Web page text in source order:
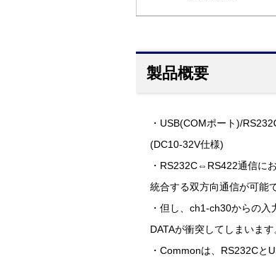
製品概要
・USB(COMポート)/
(DC10-32V仕様)
・RS232C⇔RS422通信に
統合する双方向通信が可能
・但し、ch1-ch30からの
DATAが衝突してしまいます
・Commonは、RS232Cと